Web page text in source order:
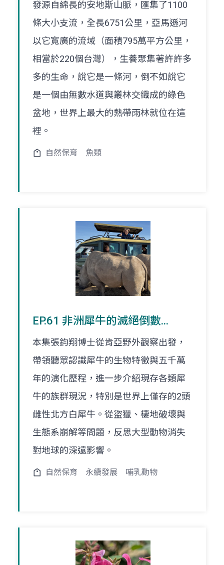
發源自綿長的安地斯山脈，匯集了1100
條大小支流，全長6751公里，亞馬遜河
以它寬廣的流域（面積795萬平方公里，
相當於220個台灣），生養聚集著許許多
多的生命，說它是一條河，倒不如說它
是一個由無數水道與叢林交織成的綠色
盆地，世界上最大的熱帶雨林就位在這
裡。
自然保育 魚類
EP.61 非洲犀牛的滅絕倒數...
本集張鈞翔博士從肯亞野外觀察出發，
帶領聽眾認識犀牛的生物特徵與五千萬
年的演化歷程，進一步介紹現存各類犀
牛的族群現況，特別是世界上僅存的2頭
雌性北方白犀牛。從盜獵、棲地破壞與
生態系崩解等問題，反思大型動物消失
對地球的深遠影響。
自然保育 永續發展 哺乳動物